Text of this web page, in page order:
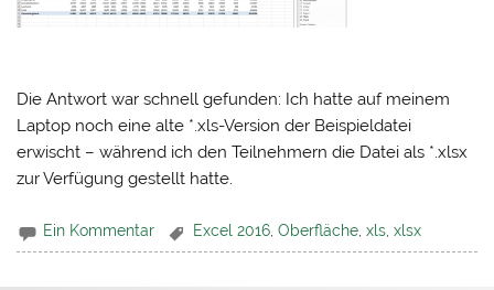
Die Antwort war schnell gefunden: Ich hatte auf meinem
Laptop noch eine alte *.xls-Version der Beispieldatei
erwischt – während ich den Teilnehmern die Datei als *.xlsx
zur Verfügung gestellt hatte.
Ein Kommentar Excel 2016,Oberfläche,xls,xlsx